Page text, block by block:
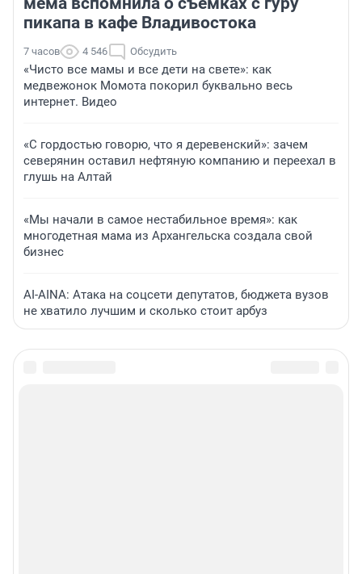
пикапа в кафе Владивостока
7 часов 4 546 Обсудить
«Чисто все мамы и все дети на свете»: как
медвежонок Момота покорил буквально весь
интернет. Видео
«С гордостью говорю, что я деревенский»: зачем
северянин оставил нефтяную компанию и переехал в
глушь на Алтай
«Мы начали в самое нестабильное время»: как
многодетная мама из Архангельска создала свой
бизнес
AI-AINA: Атака на соцсети депутатов, бюджета вузов
не хватило лучшим и сколько стоит арбуз